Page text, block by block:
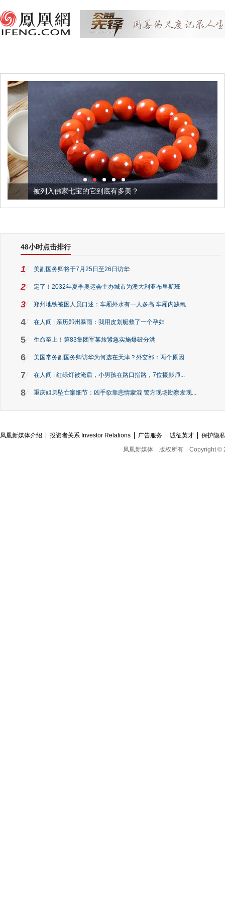
被列入佛家七宝的它到底有多美？
48小时点击排行
1 美副国务卿将于7月25日至26日访华
2 定了！2032年夏季奥运会主办城市为澳大利亚布里斯班
3 郑州地铁被困人员口述：车厢外水有一人多高 车厢内缺氧
4 在人间 | 亲历郑州暴雨：我用皮划艇救了一个孕妇
5 生命至上！第83集团军某旅紧急实施爆破分洪
6 美国常务副国务卿访华为何选在天津？外交部：两个原因
7 在人间 | 红绿灯被淹后，小男孩在路口指路，7位摄影师...
8 重庆姐弟坠亡案细节：凶手欲靠悲情蒙混 警方现场勘察发现...
凤凰新媒体介绍 投资者关系 Investor Relations 广告服务 诚征英才
保护隐
凤凰新媒体
版权所有 Copyright ©